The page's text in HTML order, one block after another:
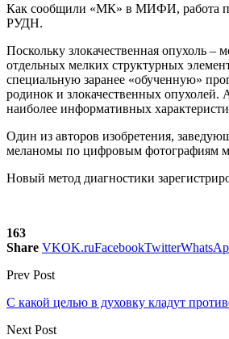
Как сообщили «МК» в МИФИ, работа
РУДН.
Поскольку злокачественная опухоль
отдельных мелких структурных
специальную заранее «обученную»
родинок и злокачественных опухолей.
наиболее информативных
Один из авторов изобретения,
меланомы по цифровым фотографиям
Новый метод диагностики
163
Share VKOK.ruFacebookTwitter
Prev Post
С какой целью в духовку кладут
Next Post